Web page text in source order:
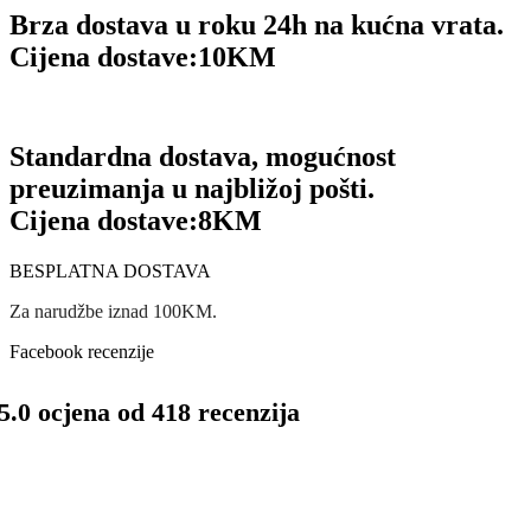
Brza dostava u roku 24h na kućna vrata.
Cijena dostave:10KM
Standardna dostava, mogućnost
preuzimanja u najbližoj pošti.
Cijena dostave:8KM
BESPLATNA DOSTAVA
Za narudžbe iznad 100KM.
Facebook recenzije
ocjena od 418 recenzija